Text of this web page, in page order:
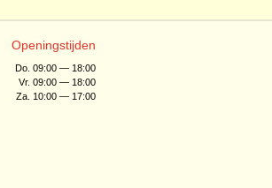
Openingstijden
Do. 09:00 — 18:00
Vr. 09:00 — 18:00
Za. 10:00 — 17:00